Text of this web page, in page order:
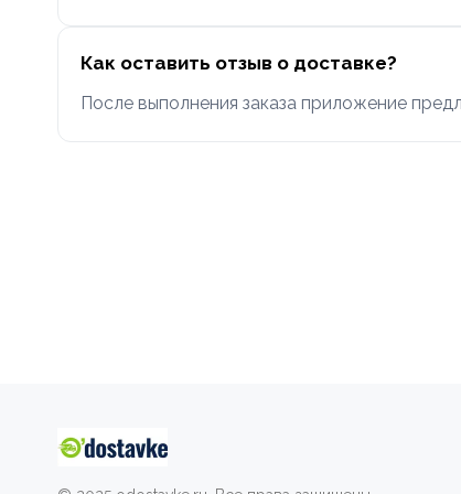
Как оставить отзыв о доставке?
После выполнения заказа приложение